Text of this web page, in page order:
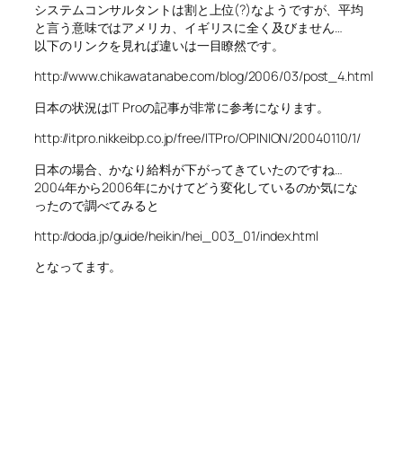
システムコンサルタントは割と上位(?)なようですが、平均
と言う意味ではアメリカ、イギリスに全く及びません…
以下のリンクを見れば違いは一目瞭然です。
http://www.chikawatanabe.com/blog/2006/03/post_4.html
日本の状況はIT Proの記事が非常に参考になります。
http://itpro.nikkeibp.co.jp/free/ITPro/OPINION/20040110/1/
日本の場合、かなり給料が下がってきていたのですね…
2004年から2006年にかけてどう変化しているのか気にな
ったので調べてみると
http://doda.jp/guide/heikin/hei_003_01/index.html
となってます。